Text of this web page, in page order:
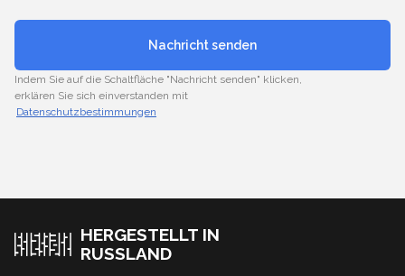
Nachricht senden
Indem Sie auf die Schaltfläche "Nachricht senden" klicken,
erklären Sie sich einverstanden mit
Datenschutzbestimmungen
HERGESTELLT IN
RUSSLAND